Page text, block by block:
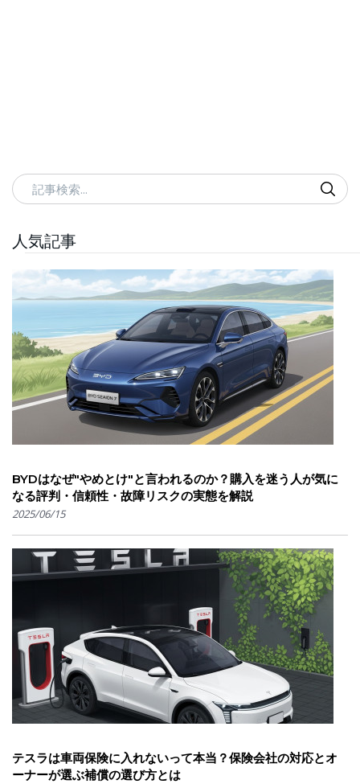
記事検索
人気記事
BYDはなぜ"やめとけ"と言われるのか？購入を迷う人が気に
なる評判・信頼性・故障リスクの実態を解説
2025/06/15
テスラは車両保険に入れないって本当？保険会社の対応とオ
ーナーが選ぶ補償の選び方とは